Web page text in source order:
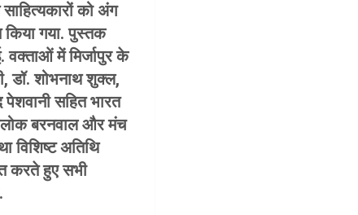
को अंग
किया गया. पुस्तक
वक्ताओं में मिर्जापुर के
डॉ. शोभनाथ शुक्ल,
पेशवानी सहित भारत
बरनवाल और मंच
विशिष्ट अतिथि
करते हुए सभी